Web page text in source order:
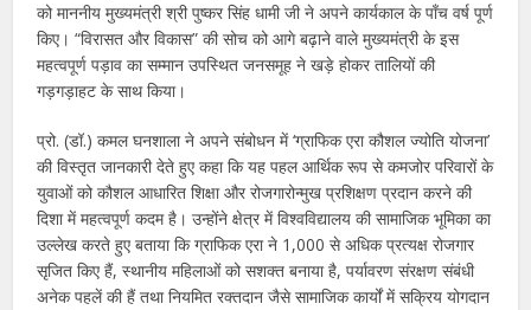
को माननीय मुख्यमंत्री श्री पुष्कर सिंह धामी जी ने अपने कार्यकाल के पाँच वर्ष पूर्ण
किए। “विरासत और विकास” की सोच को आगे बढ़ाने वाले मुख्यमंत्री के इस
महत्वपूर्ण पड़ाव का सम्मान उपस्थित जनसमूह ने खड़े होकर तालियों की
गड़गड़ाहट के साथ किया।
प्रो. (डॉ.) कमल घनशाला ने अपने संबोधन में ‘ग्राफिक एरा कौशल ज्योति योजना’
की विस्तृत जानकारी देते हुए कहा कि यह पहल आर्थिक रूप से कमजोर परिवारों के
युवाओं को कौशल आधारित शिक्षा और रोजगारोन्मुख प्रशिक्षण प्रदान करने की
दिशा में महत्वपूर्ण कदम है। उन्होंने क्षेत्र में विश्वविद्यालय की सामाजिक भूमिका का
उल्लेख करते हुए बताया कि ग्राफिक एरा ने 1,000 से अधिक प्रत्यक्ष रोजगार
सृजित किए हैं, स्थानीय महिलाओं को सशक्त बनाया है, पर्यावरण संरक्षण संबंधी
अनेक पहलें की हैं तथा नियमित रक्तदान जैसे सामाजिक कार्यों में सक्रिय योगदान